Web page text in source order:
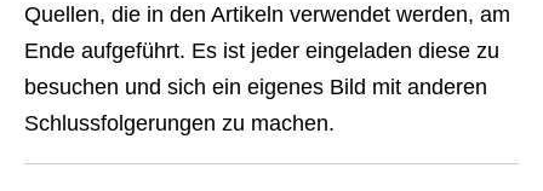
Quellen, die in den Artikeln verwendet werden, am
Ende aufgeführt. Es ist jeder eingeladen diese zu
besuchen und sich ein eigenes Bild mit anderen
Schlussfolgerungen zu machen.